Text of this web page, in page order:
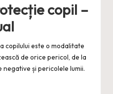
copil –
copilului este o modalitate
de orice pericol, de la
și pericolele lumii.